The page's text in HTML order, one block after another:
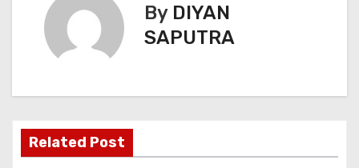
By DIYAN
SAPUTRA
Related Post